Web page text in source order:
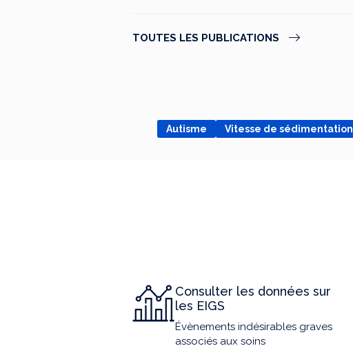
TOUTES LES PUBLICATIONS
Autisme Vitesse de sédimentation
Consulter les données sur
les EIGS
Évènements indésirables graves
associés aux soins